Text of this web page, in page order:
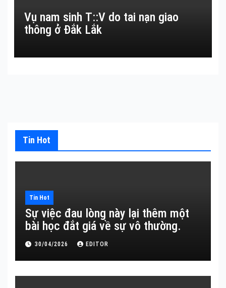
Vụ nam sinh T::V do tai nạn giao
thông ở Đắk Lắk
Tin Hot
Tin Hot
Sự việc đau lòng này lại thêm một
bài học đắt giá về sự vô thường.
30/04/2026 EDITOR